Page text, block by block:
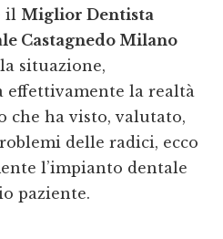
il Miglior Dentista
Castagnedo Milano
situazione,
effettivamente la realtà
che ha visto, valutato,
delle radici, ecco
l’impianto dentale
paziente.